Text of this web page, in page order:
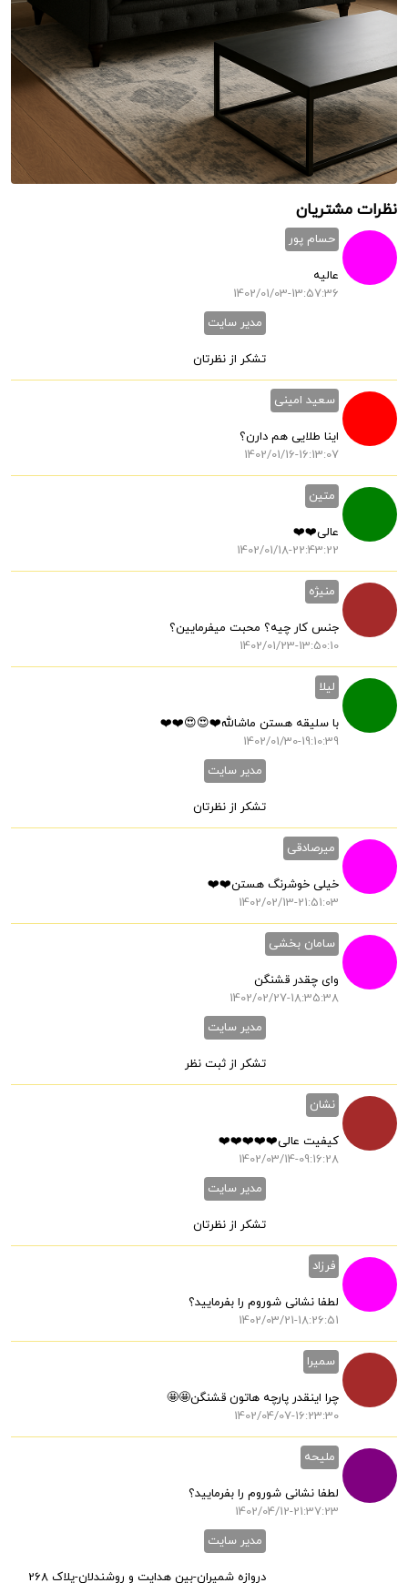
نظرات مشتریان
حسام پور
عالیه
1402/01/03-13:57:36
مدیر سایت
تشکر از نظرتان
سعید امینی
اینا طلایی هم دارن؟
1402/01/16-16:13:07
متین
عالی❤️❤️
1402/01/18-22:43:22
منیژه
جنس کار چیه؟ محبت میفرمایین؟
1402/01/23-13:50:10
لیلا
با سلیقه هستن ماشالله❤️😍😍❤️❤️
1402/01/30-19:10:39
مدیر سایت
تشکر از نظرتان
میرصادقی
خیلی خوشرنگ هستن❤️❤️
1402/02/13-21:51:03
سامان بخشی
وای چقدر قشنگن
1402/02/27-18:35:38
مدیر سایت
تشکر از ثبت نظر
نشان
کیفیت عالی❤️❤️❤️❤️❤️
1402/03/14-09:16:28
مدیر سایت
تشکر از نظرتان
فرزاد
لطفا نشانی شوروم را بفرمایید؟
1402/03/21-18:26:51
سمیرا
چرا اینقدر پارچه هاتون قشنگن🤩🤩
1402/04/07-16:23:30
ملیحه
لطفا نشانی شوروم را بفرمایید؟
1402/04/12-21:37:23
مدیر سایت
دروازه شمیران-بین هدایت و روشندلان-پلاک 268